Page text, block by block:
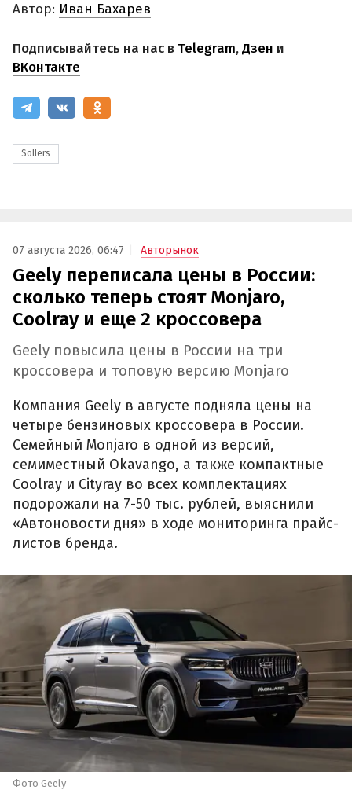
Автор: Иван Бахарев
Подписывайтесь на нас в Telegram,Дзен и
ВКонтакте
Sollers
07 августа 2026, 06:47 Авторынок
Geely переписала цены в России:
сколько теперь стоят Monjaro,
Coolray и еще 2 кроссовера
Geely повысила цены в России на три
кроссовера и топовую версию Monjaro
Компания Geely в августе подняла цены на
четыре бензиновых кроссовера в России.
Семейный Monjaro в одной из версий,
семиместный Okavango, а также компактные
Coolray и Cityray во всех комплектациях
подорожали на 7-50 тыс. рублей, выяснили
«Автоновости дня» в ходе мониторинга прайс-
листов бренда.
Фото Geely